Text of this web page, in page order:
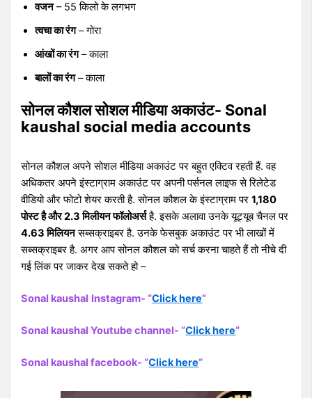
वजन– 55 किलो के लगभग
त्वचा का रंग– गोरा
आंखों का रंग– काला
बालों का रंग– काला
सोनल कौशल सोशल मीडिया अकाउंट- Sonal
kaushal social media accounts
सोनल कौशल अपने सोशल मीडिया अकाउंट पर बहुत एक्टिव रहती हैं. वह
अधिकतर अपने इंस्टाग्राम अकाउंट पर अपनी पर्सनल लाइफ से रिलेटेड
वीडियो और फोटो शेयर करती है. सोनल कौशल के इंस्टाग्राम पर1,180
पोस्ट है और 2.3 मिलीयन फॉलोअर्सहै. इसके अलावा उनके यूट्यूब चैनल पर
4.63 मिलियनसब्सक्राइबर है. उनके फेसबुक अकाउंट पर भी लाखों में
सब्सक्राइबर है. अगर आप सोनल कौशल को सर्च करना चाहते हैं तो नीचे दी
गई लिंक पर जाकर देख सकते हो –
Sonal kaushal Instagram- “Click here”
Sonal kaushal Youtube channel- “Click here“
Sonal kaushal facebook- “Click here“